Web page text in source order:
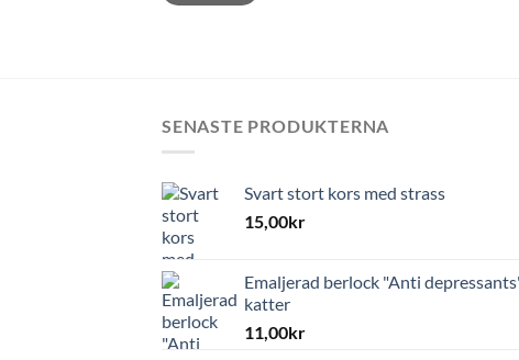
SENASTE PRODUKTERNA
Svart stort kors med strass
15,00kr
Emaljerad berlock "Anti
katter
11,00kr